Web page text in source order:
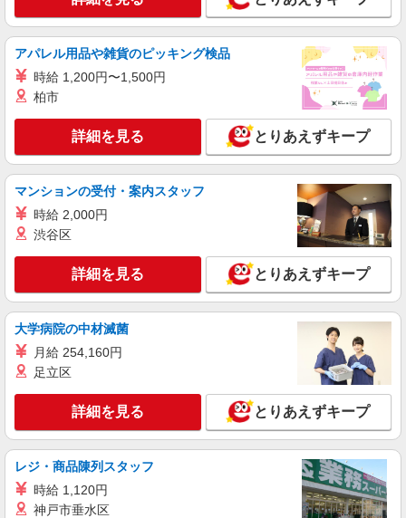
アパレル用品や雑貨のピッキング検品
時給 1,200円〜1,500円
柏市
詳細を見る とりあえずキープ
マンションの受付・案内スタッフ
時給 2,000円
渋谷区
詳細を見る とりあえずキープ
大学病院の中材滅菌
月給 254,160円
足立区
詳細を見る とりあえずキープ
レジ・商品陳列スタッフ
時給 1,120円
神戸市垂水区